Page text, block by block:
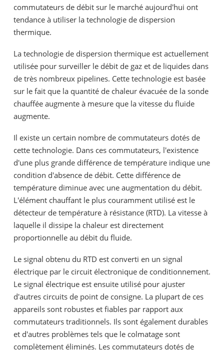
commutateurs de débit sur le marché aujourd'hui ont
tendance à utiliser la technologie de dispersion
thermique.
La technologie de dispersion thermique est actuellement
utilisée pour surveiller le débit de gaz et de liquides dans
de très nombreux pipelines. Cette technologie est basée
sur le fait que la quantité de chaleur évacuée de la sonde
chauffée augmente à mesure que la vitesse du fluide
augmente.
Il existe un certain nombre de commutateurs dotés de
cette technologie. Dans ces commutateurs, l'existence
d'une plus grande différence de température indique une
condition d'absence de débit. Cette différence de
température diminue avec une augmentation du débit.
L'élément chauffant le plus couramment utilisé est le
détecteur de température à résistance (RTD). La vitesse à
laquelle il dissipe la chaleur est directement
proportionnelle au débit du fluide.
Le signal obtenu du RTD est converti en un signal
électrique par le circuit électronique de conditionnement.
Le signal électrique est ensuite utilisé pour ajuster
d'autres circuits de point de consigne. La plupart de ces
appareils sont robustes et fiables par rapport aux
commutateurs traditionnels. Ils sont également durables
et d'autres problèmes tels que le colmatage sont
complètement éliminés. Les commutateurs dotés de